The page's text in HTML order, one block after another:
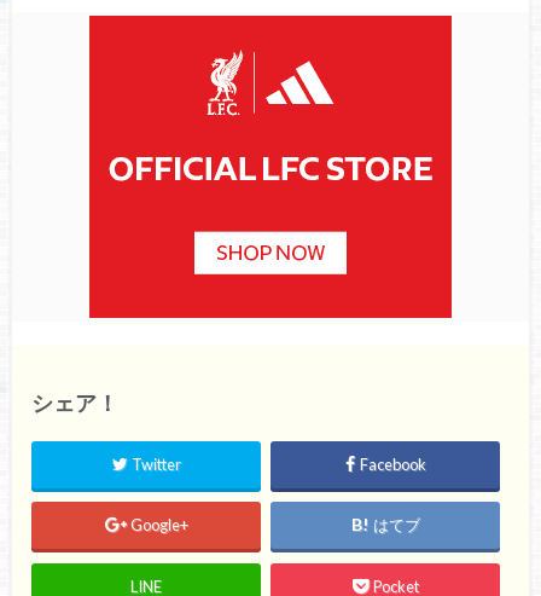
シェア！
Twitter Facebook
Google+ はてブ
LINE Pocket